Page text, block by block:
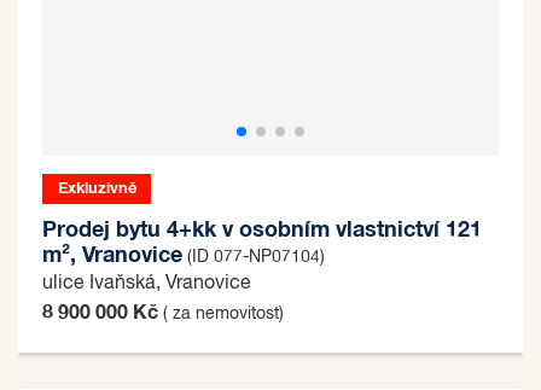
Exkluzivně
Prodej bytu 4+kk v osobním vlastnictví 121
m², Vranovice (ID 077-NP07104)
ulice Ivaňská, Vranovice
8 900 000 Kč ( za nemovitost)